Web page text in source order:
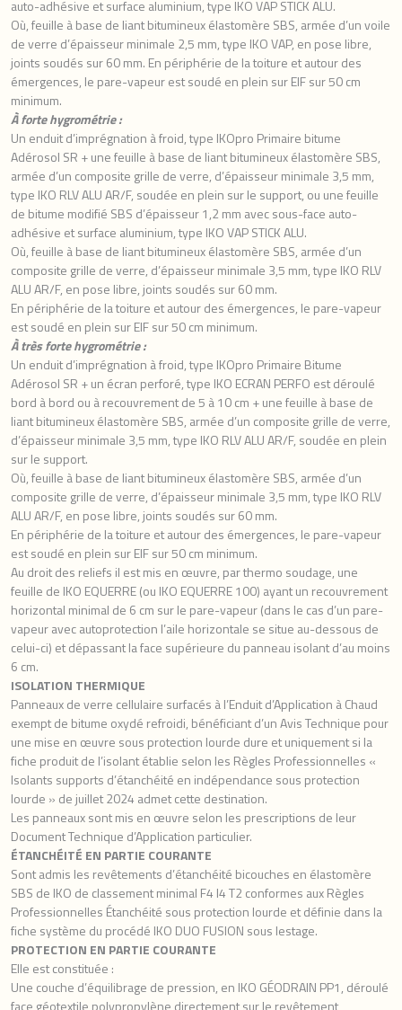
auto-adhésive et surface aluminium, type IKO VAP STICK ALU.
Où, feuille à base de liant bitumineux élastomère SBS, armée d’un voile
de verre d’épaisseur minimale 2,5 mm, type IKO VAP, en pose libre,
joints soudés sur 60 mm. En périphérie de la toiture et autour des
émergences, le pare-vapeur est soudé en plein sur EIF sur 50 cm
minimum.
À forte hygrométrie :
Un enduit d’imprégnation à froid, type IKOpro Primaire bitume
Adérosol SR + une feuille à base de liant bitumineux élastomère SBS,
armée d’un composite grille de verre, d’épaisseur minimale 3,5 mm,
type IKO RLV ALU AR/F, soudée en plein sur le support, ou une feuille
de bitume modifié SBS d’épaisseur 1,2 mm avec sous-face auto-
adhésive et surface aluminium, type IKO VAP STICK ALU.
Où, feuille à base de liant bitumineux élastomère SBS, armée d’un
composite grille de verre, d’épaisseur minimale 3,5 mm, type IKO RLV
ALU AR/F, en pose libre, joints soudés sur 60 mm.
En périphérie de la toiture et autour des émergences, le pare-vapeur
est soudé en plein sur EIF sur 50 cm minimum.
À très forte hygrométrie :
Un enduit d’imprégnation à froid, type IKOpro Primaire Bitume
Adérosol SR + un écran perforé, type IKO ECRAN PERFO est déroulé
bord à bord ou à recouvrement de 5 à 10 cm + une feuille à base de
liant bitumineux élastomère SBS, armée d’un composite grille de verre,
d’épaisseur minimale 3,5 mm, type IKO RLV ALU AR/F, soudée en plein
sur le support.
Où, feuille à base de liant bitumineux élastomère SBS, armée d’un
composite grille de verre, d’épaisseur minimale 3,5 mm, type IKO RLV
ALU AR/F, en pose libre, joints soudés sur 60 mm.
En périphérie de la toiture et autour des émergences, le pare-vapeur
est soudé en plein sur EIF sur 50 cm minimum.
Au droit des reliefs il est mis en œuvre, par thermo soudage, une
feuille de IKO EQUERRE (ou IKO EQUERRE 100) ayant un recouvrement
horizontal minimal de 6 cm sur le pare-vapeur (dans le cas d’un pare-
vapeur avec autoprotection l’aile horizontale se situe au-dessous de
celui-ci) et dépassant la face supérieure du panneau isolant d’au moins
6 cm.
ISOLATION THERMIQUE
Panneaux de verre cellulaire surfacés à l’Enduit d’Application à Chaud
exempt de bitume oxydé refroidi, bénéficiant d’un Avis Technique pour
une mise en œuvre sous protection lourde dure et uniquement si la
fiche produit de l’isolant établie selon les Règles Professionnelles «
Isolants supports d’étanchéité en indépendance sous protection
lourde » de juillet 2024 admet cette destination.
Les panneaux sont mis en œuvre selon les prescriptions de leur
Document Technique d’Application particulier.
ÉTANCHÉITÉ EN PARTIE COURANTE
Sont admis les revêtements d’étanchéité bicouches en élastomère
SBS de IKO de classement minimal F4 I4 T2 conformes aux Règles
Professionnelles Étanchéité sous protection lourde et définie dans la
fiche système du procédé IKO DUO FUSION sous lestage.
PROTECTION EN PARTIE COURANTE
Elle est constituée :
Une couche d’équilibrage de pression, en IKO GÉODRAIN PP1, déroulé
face géotextile polypropylène directement sur le revêtement